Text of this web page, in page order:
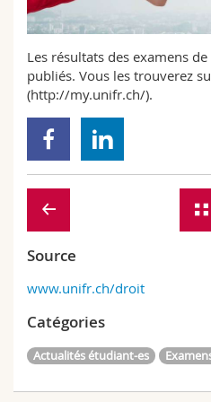
Sciences et médecine
Interfacultaire
Collaborateurs
Doctorants
Webmail
Programme des cours
Les résultats des examens
publiés. Vous les trouverez
(http://my.unifr.ch/).
Source
www.unifr.ch/droit
Catégories
Actualités étudiant-es